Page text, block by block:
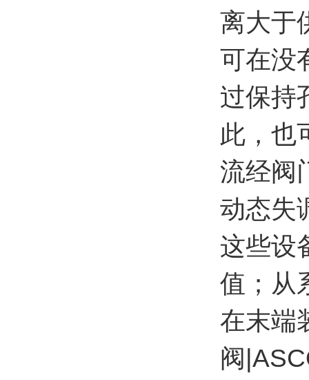
离大于
可在没
过保持
此，也
流经阀
动态失
这些设
值；从
在末端
阀